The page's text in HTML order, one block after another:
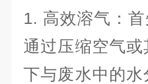
1. 高效溶气：
通过压缩空气
下与废水中的